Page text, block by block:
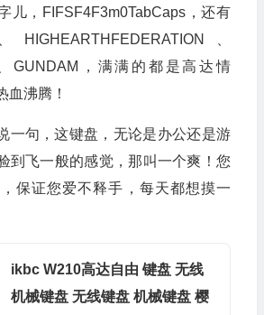
儿，FIFSF4F3m0TabCaps，还有
、
GUNDAM，满满的都是高达情
血沸腾！
一句，这键盘，无论是办公还是游
到飞一般的感觉，那叫一个爽！您
保证您爱不释手，每天都想摸一
ikbc W210高达自由 键盘 无线
机械键盘 无线键盘 机械键盘 樱